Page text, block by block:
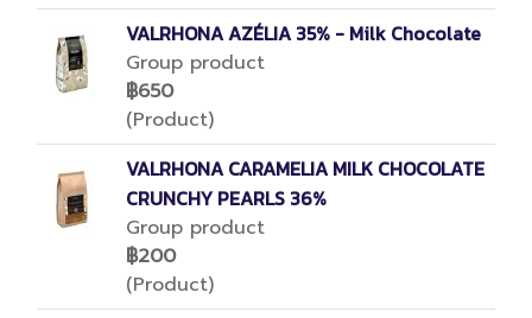
VALRHONA AZÉLIA 35% - Milk Chocolate
Group product
฿650
(Product)
VALRHONA CARAMELIA MILK CHOCOLATE
CRUNCHY PEARLS 36%
Group product
฿200
(Product)